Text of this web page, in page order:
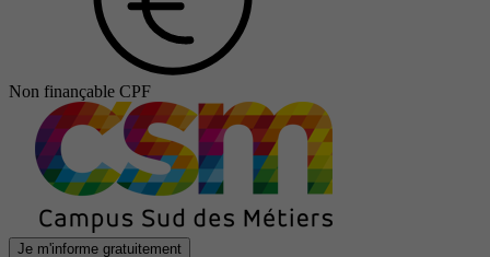
Non finançable CPF
Je m'informe gratuitement